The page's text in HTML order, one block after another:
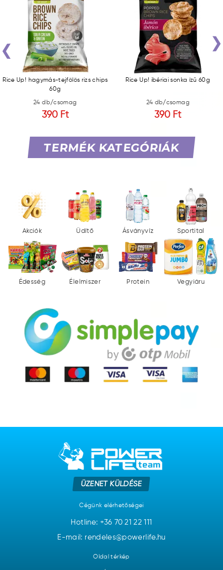
Rice Up! hagymás-tejfölös rizs chips
60g
24 db/csomag
390 Ft
Rice Up! ibériai sonka ízű 60g
24 db/csomag
390 Ft
‹ ›
TERMÉK KATEGÓRIÁK
Akciók Üdítő Ásványvíz Sportital
Édesség Élelmiszer Protein Vegyiáru
ÜZENET KÜLDÉSE
Cégünk elérhetőségei
Hotline: +36 70 21 22 111
E-mail: rendeles@powerlife.hu
Oldal térkép